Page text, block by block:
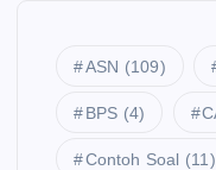
ASN (109)
BPS (4)
Contoh Soal (11)